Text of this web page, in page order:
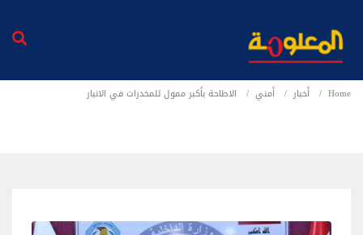
Home أخبار أمني الاطاحة بأكبر ممول للمخدرات في الانبار